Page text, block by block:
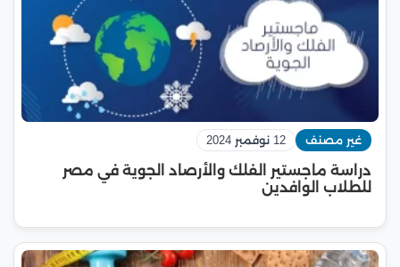
غير مصنف 12 نوفمبر 2024
دراسة ماجستير الفلك والأرصاد الجوية في مصر
للطلاب الوافدين